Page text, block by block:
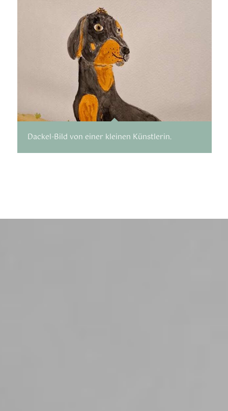
Dackel-Bild von einer kleinen Künstlerin.